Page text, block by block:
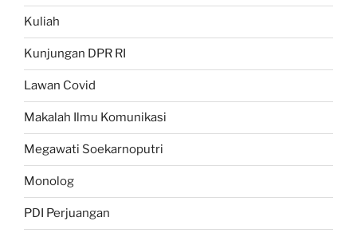
Kuliah
Kunjungan DPR RI
Lawan Covid
Makalah Ilmu Komunikasi
Megawati Soekarnoputri
Monolog
PDI Perjuangan